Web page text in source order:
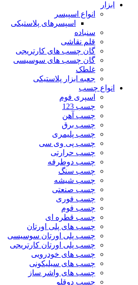
ابزار
انواع اسپیسر
اسپسرهای پلاستیکی
سنباده
قلم نقاشی
گان چسب های کارتریجی
گان چسب های سوسیسی
غلطک
جعبه ابزار پلاستیکی
انواع چسب
اسپری فوم
چسب 123
چسب آهن
چسب برق
چسب پلیمری
چسب پی وی سی
چسب حرارتی
چسب دوطرفه
چسب سنگ
چسب شیشه
چسب صنعتی
چسب فوری
چسب فوم
چسب قطره ای
چسب های پلی اورتان
چسب پلی اورتان سوسیسی
چسب پلی اورتان کارتریجی
چسب های خودرویی
چسب های سیلیکونی
چسب های واشر ساز
چسب دوقلو